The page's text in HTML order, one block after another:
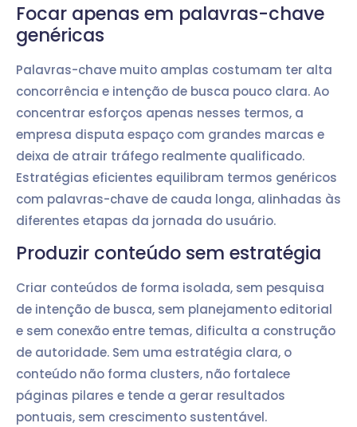
Focar apenas em palavras-chave
genéricas
Palavras-chave muito amplas costumam ter alta
concorrência e intenção de busca pouco clara. Ao
concentrar esforços apenas nesses termos, a
empresa disputa espaço com grandes marcas e
deixa de atrair tráfego realmente qualificado.
Estratégias eficientes equilibram termos genéricos
com palavras-chave de cauda longa, alinhadas às
diferentes etapas da jornada do usuário.
Produzir conteúdo sem estratégia
Criar conteúdos de forma isolada, sem pesquisa
de intenção de busca, sem planejamento editorial
e sem conexão entre temas, dificulta a construção
de autoridade. Sem uma estratégia clara, o
conteúdo não forma clusters, não fortalece
páginas pilares e tende a gerar resultados
pontuais, sem crescimento sustentável.